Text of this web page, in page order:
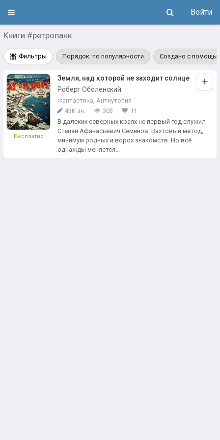
Войти
Книги #ретропанк
Фильтры Порядок: по популярности Создано с
Бесплатно
Земля, над которой не заходит солнце
Роберт Оболенский
Фантастика, Антиутопия
43K зн.
303
11
В далеких северных краях не первый год служил
Степан Афанасьевич Семёнов. Вахтовый метод,
минимум родных и ворох знакомств. Но всё
однажды меняется...